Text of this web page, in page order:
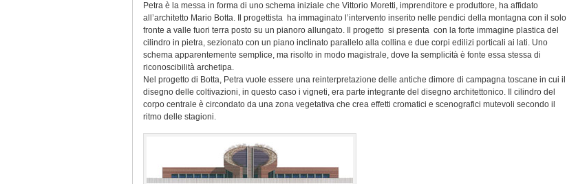
Petra è la messa in forma di uno schema iniziale che Vittorio Moretti, imprenditore e produttore, ha affidato
all’architetto Mario Botta. Il progettista ha immaginato l’intervento inserito nelle pendici della montagna con il solo
fronte a valle fuori terra posto su un pianoro allungato. Il progetto si presenta con la forte immagine plastica del
cilindro in pietra, sezionato con un piano inclinato parallelo alla collina e due corpi edilizi porticali ai lati. Uno
schema apparentemente semplice, ma risolto in modo magistrale, dove la semplicità è fonte essa stessa di
riconoscibilità archetipa.
Nel progetto di Botta, Petra vuole essere una reinterpretazione delle antiche dimore di campagna toscane in cui il
disegno delle coltivazioni, in questo caso i vigneti, era parte integrante del disegno architettonico. Il cilindro del
corpo centrale è circondato da una zona vegetativa che crea effetti cromatici e scenografici mutevoli secondo il
ritmo delle stagioni.